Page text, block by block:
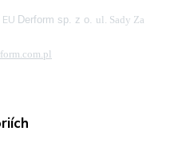
Derform sp. z o. ul. Sady Za